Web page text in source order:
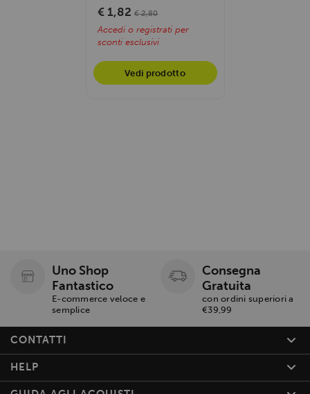
un...
€ 1,82 € 2,80
Accedi o registrati per
sconti esclusivi
Vedi prodotto
Uno Shop
Fantastico
E-commerce veloce e
semplice
Consegna
Gratuita
con ordini superiori a
€39,99
CONTATTI
HELP